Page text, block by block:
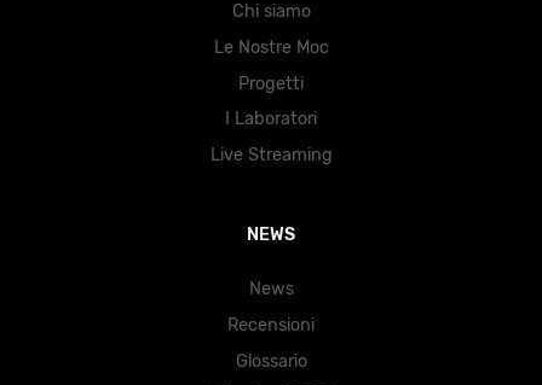
Chi siamo
Le Nostre Moc
Progetti
I Laboratori
Live Streaming
NEWS
News
Recensioni
Glossario